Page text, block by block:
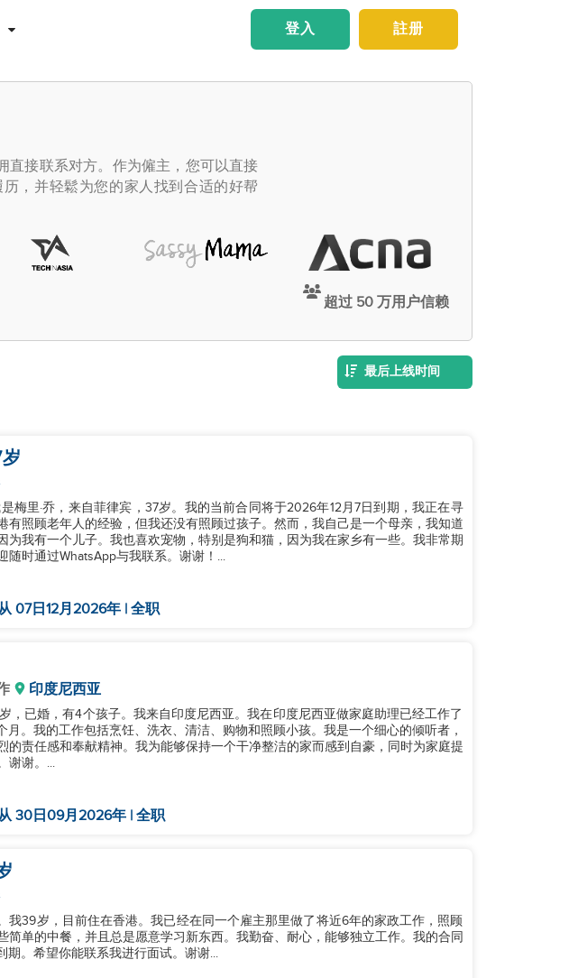
註册
登入
直接联系对方。作为僱主，您可以直接
，并轻鬆为您的家人找到合适的好帮
超过 50 万用户信赖
最后上线时间
岁
梅里·乔，来自菲律宾，37岁。我的当前合同将于2026年12月7日到期，我正在寻
有照顾老年人的经验，但我还没有照顾过孩子。然而，我自己是一个母亲，我知道
为我有一个儿子。我也喜欢宠物，特别是狗和猫，因为我在家乡有一些。我非常期
随时通过WhatsApp与我联系。谢谢！...
07日12月2026年 | 全职
印度尼西亚
，已婚，有4个孩子。我来自印度尼西亚。我在印度尼西亚做家庭助理已经工作了
月。我的工作包括烹饪、洗衣、清洁、购物和照顾小孩。我是一个细心的倾听者，
的责任感和奉献精神。我为能够保持一个干净整洁的家而感到自豪，同时为家庭提
谢谢。...
30日09月2026年 | 全职
我39岁，目前住在香港。我已经在同一个雇主那里做了将近6年的家政工作，照顾
简单的中餐，并且总是愿意学习新东西。我勤奋、耐心，能够独立工作。我的合同
期。希望你能联系我进行面试。谢谢...